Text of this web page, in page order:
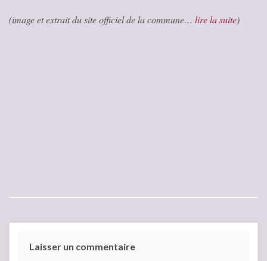
(image et extrait du site officiel de la commune… lire la suite)
Laisser un commentaire